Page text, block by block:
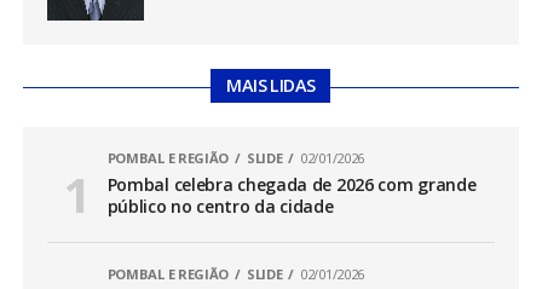
MAIS LIDAS
POMBAL E REGIÃO SLIDE 02/01/2026
Pombal celebra chegada de 2026 com grande
público no centro da cidade
POMBAL E REGIÃO SLIDE 02/01/2026